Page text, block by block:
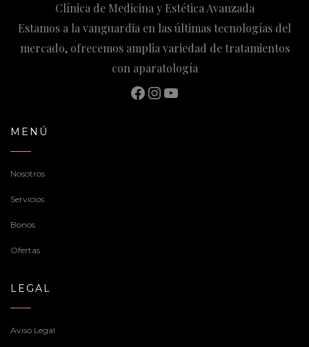
Clínica de Medicina y Estética Avanzada
Estamos a la vanguardia en las últimas tecnologías del
mercado, ofrecemos amplia variedad de tratamientos
con aparatología
Facebook
Instagram
YouTube
MENÚ
Nosotros
Servicios
Bonos
Ofertas
LEGAL
Aviso Legal